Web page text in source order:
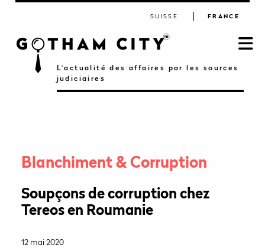
L'actualité des affaires par les sources
judiciaires
SUISSE FRANCE
Blanchiment & Corruption
Soupçons de corruption chez
Tereos en Roumanie
12 mai 2020